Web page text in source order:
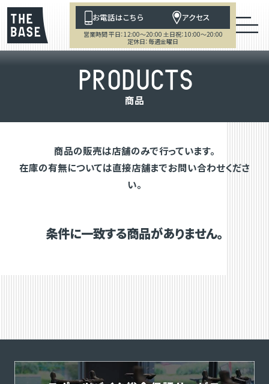
お電話はこちら アクセス
営業時間 平日：12:00～20:00 土日祝：10:00～20:00
定休日：毎週金曜日
PRODUCTS
商品
商品の販売は店舗のみで行っています。
在庫の有無については直接店舗までお問い合わせくださ
い。
条件に一致する商品がありません。